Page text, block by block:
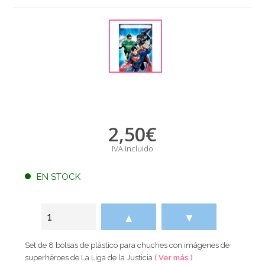
2,50€
IVA incluido
EN STOCK
▲ ▼
Set de 8 bolsas de plástico para chuches con imágenes de
superhéroes de La Liga de la Justicia( Ver más )